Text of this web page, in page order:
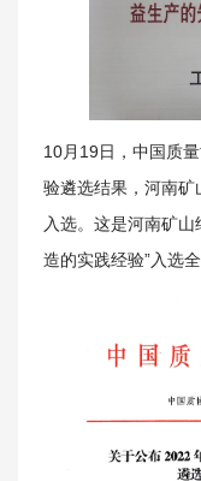
10月19日，中国质
验遴选结果，河南矿
入选。这是河南矿
造的实践经验”入选